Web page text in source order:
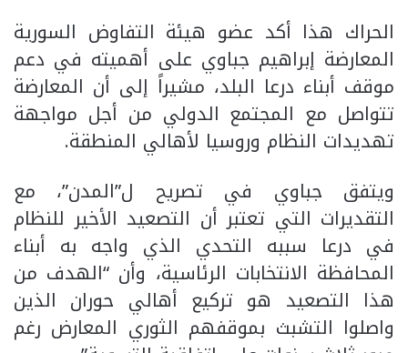
الحراك هذا أكد عضو هيئة التفاوض السورية
المعارضة إبراهيم جباوي على أهميته في دعم
موقف أبناء درعا البلد، مشيراً إلى أن المعارضة
تتواصل مع المجتمع الدولي من أجل مواجهة
تهديدات النظام وروسيا لأهالي المنطقة.
ويتفق جباوي في تصريح ل”المدن”، مع
التقديرات التي تعتبر أن التصعيد الأخير للنظام
في درعا سببه التحدي الذي واجه به أبناء
المحافظة الانتخابات الرئاسية، وأن “الهدف من
هذا التصعيد هو تركيع أهالي حوران الذين
واصلوا التشبث بموقفهم الثوري المعارض رغم